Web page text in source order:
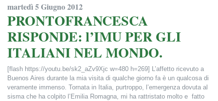
martedì 5 Giugno 2012
PRONTOFRANCESCA
RISPONDE: l’IMU PER GLI
ITALIANI NEL MONDO.
[flash https://youtu.be/sk2_aZv9Xjc w=480 h=269] L’affetto ricevuto a
Buenos Aires durante la mia visita di qualche giorno fa è un qualcosa di
veramente immenso. Tornata in Italia, purtroppo, l’emergenza dovuta al
sisma che ha colpito l’Emilia Romagna, mi ha rattristato molto e fatto